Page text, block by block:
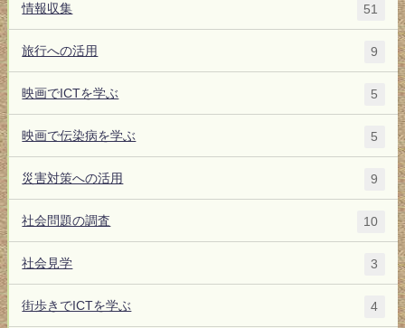
情報収集 51
旅行への活用 9
映画でICTを学ぶ 5
映画で伝染病を学ぶ 5
災害対策への活用 9
社会問題の調査 10
社会見学 3
街歩きでICTを学ぶ 4